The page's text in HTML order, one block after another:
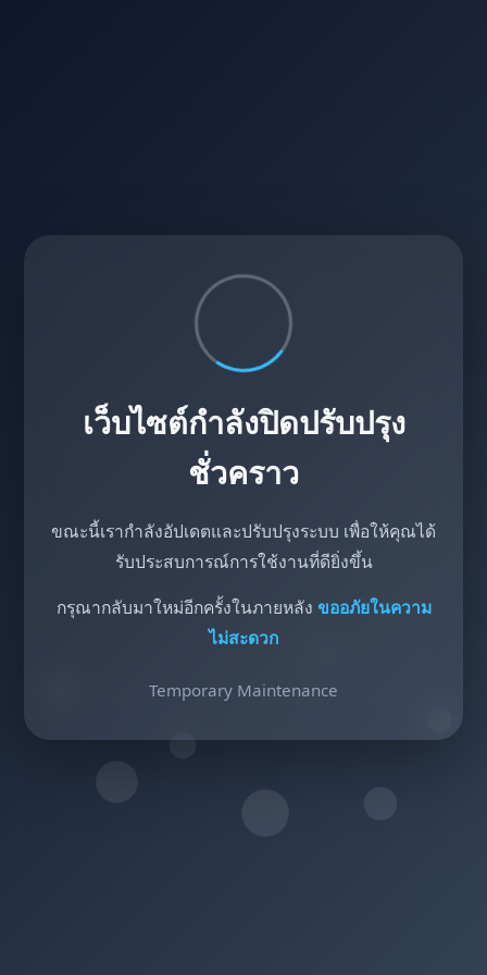
เว็บไซต์กำลังปิดปรับปรุง
ชั่วคราว
ขณะนี้เรากำลังอัปเดตและปรับปรุงระบบ เพื่อให้คุณได้
รับประสบการณ์การใช้งานที่ดียิ่งขึ้น
กรุณากลับมาใหม่อีกครั้งในภายหลัง ขออภัยในความ
ไม่สะดวก
Temporary Maintenance